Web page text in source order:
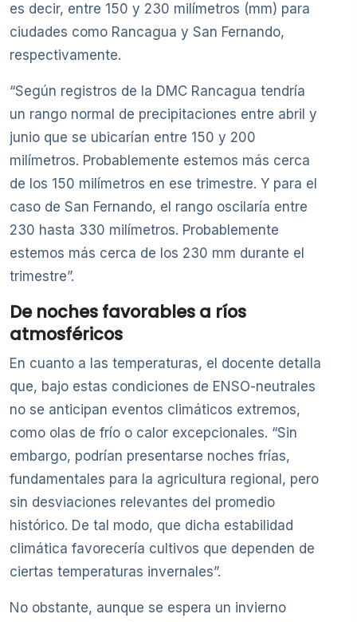
es decir, entre 150 y 230 milímetros (mm) para
ciudades como Rancagua y San Fernando,
respectivamente.
“Según registros de la DMC Rancagua tendría
un rango normal de precipitaciones entre abril y
junio que se ubicarían entre 150 y 200
milímetros. Probablemente estemos más cerca
de los 150 milímetros en ese trimestre. Y para el
caso de San Fernando, el rango oscilaría entre
230 hasta 330 milímetros. Probablemente
estemos más cerca de los 230 mm durante el
trimestre”.
De noches favorables a ríos
atmosféricos
En cuanto a las temperaturas, el docente detalla
que, bajo estas condiciones de ENSO-neutrales
no se anticipan eventos climáticos extremos,
como olas de frío o calor excepcionales. “Sin
embargo, podrían presentarse noches frías,
fundamentales para la agricultura regional, pero
sin desviaciones relevantes del promedio
histórico. De tal modo, que dicha estabilidad
climática favorecería cultivos que dependen de
ciertas temperaturas invernales”.
No obstante, aunque se espera un invierno